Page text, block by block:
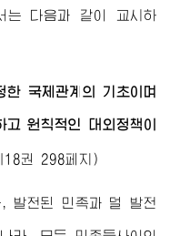
는 다음과 같이 교시하
한 국제관계의 기초이며
원칙적인 대외정책이
18권 298페지)
발전된 민족과 덜 발전